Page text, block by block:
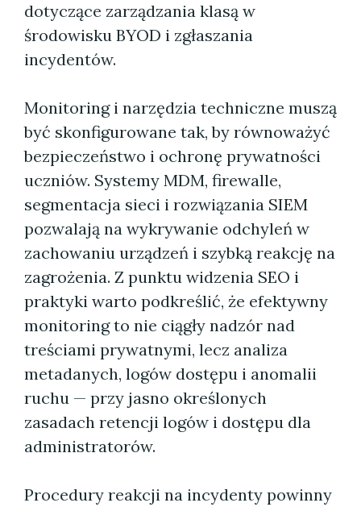
dotyczące zarządzania klasą w
środowisku BYOD i zgłaszania
incydentów.
Monitoring i narzędzia techniczne muszą
być skonfigurowane tak, by równoważyć
bezpieczeństwo i ochronę prywatności
uczniów. Systemy MDM, firewalle,
segmentacja sieci i rozwiązania SIEM
pozwalają na wykrywanie odchyleń w
zachowaniu urządzeń i szybką reakcję na
zagrożenia. Z punktu widzenia SEO i
praktyki warto podkreślić, że efektywny
monitoring to nie ciągły nadzór nad
treściami prywatnymi, lecz analiza
metadanych, logów dostępu i anomalii
ruchu — przy jasno określonych
zasadach retencji logów i dostępu dla
administratorów.
Procedury reakcji na incydenty powinny